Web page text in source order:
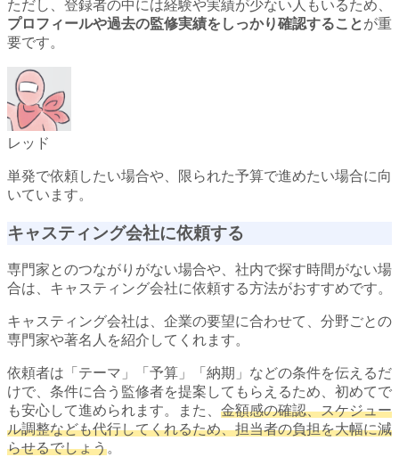
ただし、登録者の中には経験や実績が少ない人もいるため、
プロフィールや過去の監修実績をしっかり確認することが重
要です。
レッド
単発で依頼したい場合や、限られた予算で進めたい場合に向
いています。
キャスティング会社に依頼する
専門家とのつながりがない場合や、社内で探す時間がない場
合は、キャスティング会社に依頼する方法がおすすめです。
キャスティング会社は、企業の要望に合わせて、分野ごとの
専門家や著名人を紹介してくれます。
依頼者は「テーマ」「予算」「納期」などの条件を伝えるだ
けで、条件に合う監修者を提案してもらえるため、初めてで
も安心して進められます。また、 金額感の確認、スケジュー
ル調整なども代行してくれるため、担当者の負担を大幅に減
らせるでしょう。